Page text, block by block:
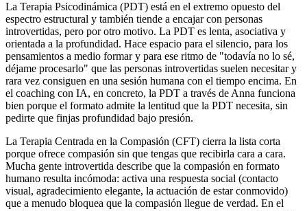
La Terapia Psicodinámica (PDT) está en el extremo opuesto del
espectro estructural y también tiende a encajar con personas
introvertidas, pero por otro motivo. La PDT es lenta, asociativa y
orientada a la profundidad. Hace espacio para el silencio, para los
pensamientos a medio formar y para ese ritmo de "todavía no lo sé,
déjame procesarlo" que las personas introvertidas suelen necesitar y
rara vez consiguen en una sesión humana con el tiempo encima. En
el coaching con IA, en concreto, la PDT a través de Anna funciona
bien porque el formato admite la lentitud que la PDT necesita, sin
pedirte que finjas profundidad bajo presión.
La Terapia Centrada en la Compasión (CFT) cierra la lista corta
porque ofrece compasión sin que tengas que recibirla cara a cara.
Mucha gente introvertida describe que la compasión en formato
humano resulta incómoda: activa una respuesta social (contacto
visual, agradecimiento elegante, la actuación de estar conmovido)
que a menudo bloquea que la compasión llegue de verdad. En el